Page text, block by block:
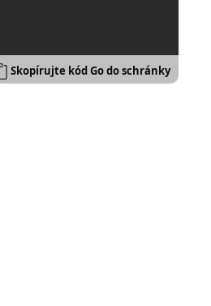
Skopírujte kód Go do schránky